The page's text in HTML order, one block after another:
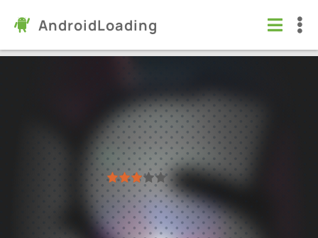
AndroidLoading
Игры/Экшен
7.0 68.263
Проверено Kaspersky
290